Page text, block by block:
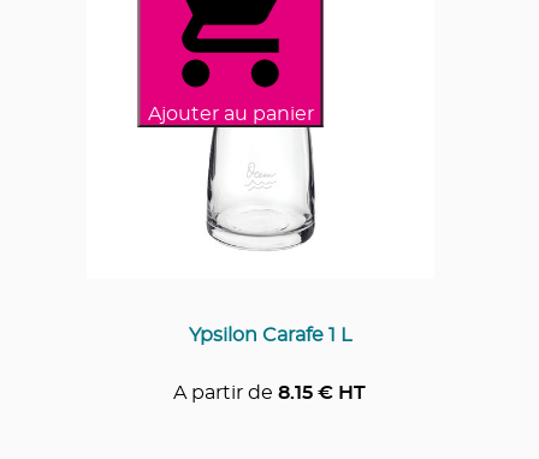
Ajouter au panier
Ypsilon Carafe 1 L
A partir de 8.15 € HT